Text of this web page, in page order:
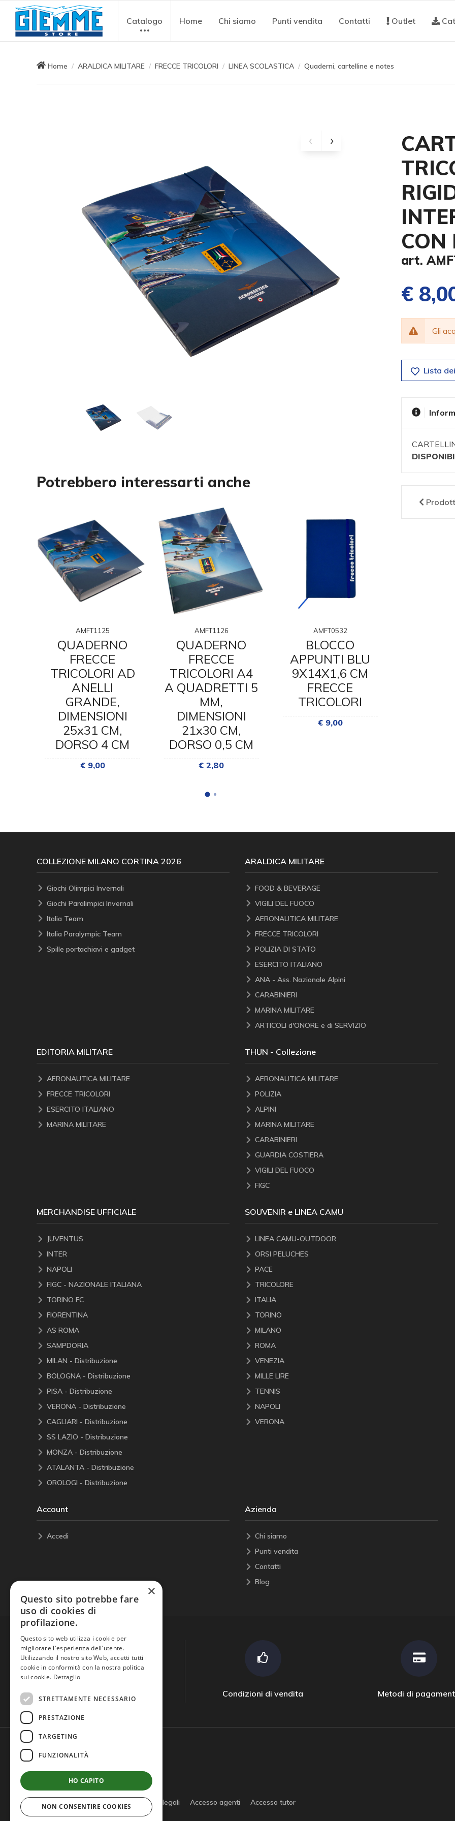
Catalogo Home Chi siamo Punti vendita Contatti Outlet
Home ARALDICA MILITARE FRECCE TRICOLORI LINEA SCOLASTICA Quaderni, cartelline e notes
Potrebbero interessarti anche
AMFT1125
QUADERNO
FRECCE
TRICOLORI AD
ANELLI
GRANDE,
DIMENSIONI
25x31 CM,
DORSO 4 CM
€ 9,00
AMFT1126
QUADERNO
FRECCE
TRICOLORI A4
A QUADRETTI 5
MM,
DIMENSIONI
21x30 CM,
DORSO 0,5 CM
€ 2,80
AMFT0532
BLOCCO
APPUNTI BLU
9X14X1,6 CM
FRECCE
TRICOLORI
€ 9,00
CON
art.
€
Gli
Lista
COLLEZIONE MILANO CORTINA 2026
Giochi Olimpici Invernali
Giochi Paralimpici Invernali
Italia Team
Italia Paralympic Team
Spille portachiavi e gadget
ARALDICA MILITARE
FOOD & BEVERAGE
VIGILI DEL FUOCO
AERONAUTICA MILITARE
FRECCE TRICOLORI
POLIZIA DI STATO
ESERCITO ITALIANO
ANA - Ass. Nazionale Alpini
CARABINIERI
MARINA MILITARE
ARTICOLI d'ONORE e di SERVIZIO
EDITORIA MILITARE
AERONAUTICA MILITARE
FRECCE TRICOLORI
ESERCITO ITALIANO
MARINA MILITARE
THUN - Collezione
AERONAUTICA MILITARE
POLIZIA
ALPINI
MARINA MILITARE
CARABINIERI
GUARDIA COSTIERA
VIGILI DEL FUOCO
FIGC
MERCHANDISE UFFICIALE
JUVENTUS
INTER
NAPOLI
FIGC - NAZIONALE ITALIANA
TORINO FC
FIORENTINA
AS ROMA
SAMPDORIA
MILAN - Distribuzione
BOLOGNA - Distribuzione
PISA - Distribuzione
VERONA - Distribuzione
CAGLIARI - Distribuzione
SS LAZIO - Distribuzione
MONZA - Distribuzione
ATALANTA - Distribuzione
OROLOGI - Distribuzione
SOUVENIR e LINEA CAMU
LINEA CAMU-OUTDOOR
ORSI PELUCHES
PACE
TRICOLORE
ITALIA
TORINO
MILANO
ROMA
VENEZIA
MILLE LIRE
TENNIS
NAPOLI
VERONA
Account
Accedi
Azienda
Chi siamo
Punti vendita
Contatti
Blog
Condizioni di vendita Metodi di
Privacy policy Cookie policy Note legali Accesso agenti Accesso tutor
×
Questo sito potrebbe fare
uso di cookies di
profilazione.
Questo sito web utilizza i cookie per
migliorare l'esperienza dell'utente.
Utilizzando il nostro sito Web, accetti tutti i
cookie in conformità con la nostra politica
sui cookie. Dettaglio
STRETTAMENTE NECESSARIO
PRESTAZIONE
TARGETING
FUNZIONALITÀ
HO CAPITO
NON CONSENTIRE COOKIES